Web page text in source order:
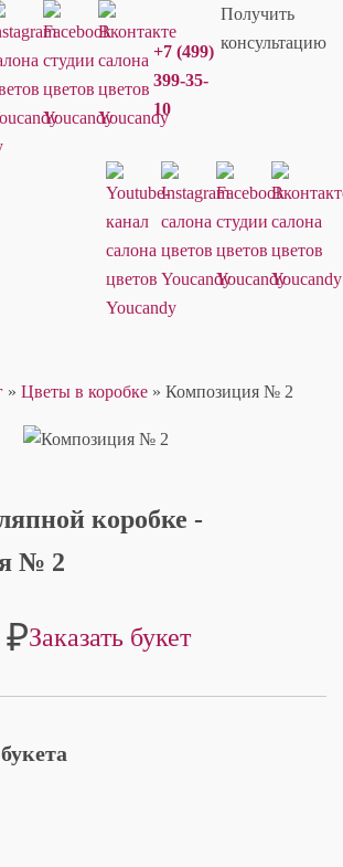
+7 (499)
399-35-
10
Получить
консультацию
» Цветы в коробке » Композиция № 2
коробке -
№ 2
₽Заказать букет